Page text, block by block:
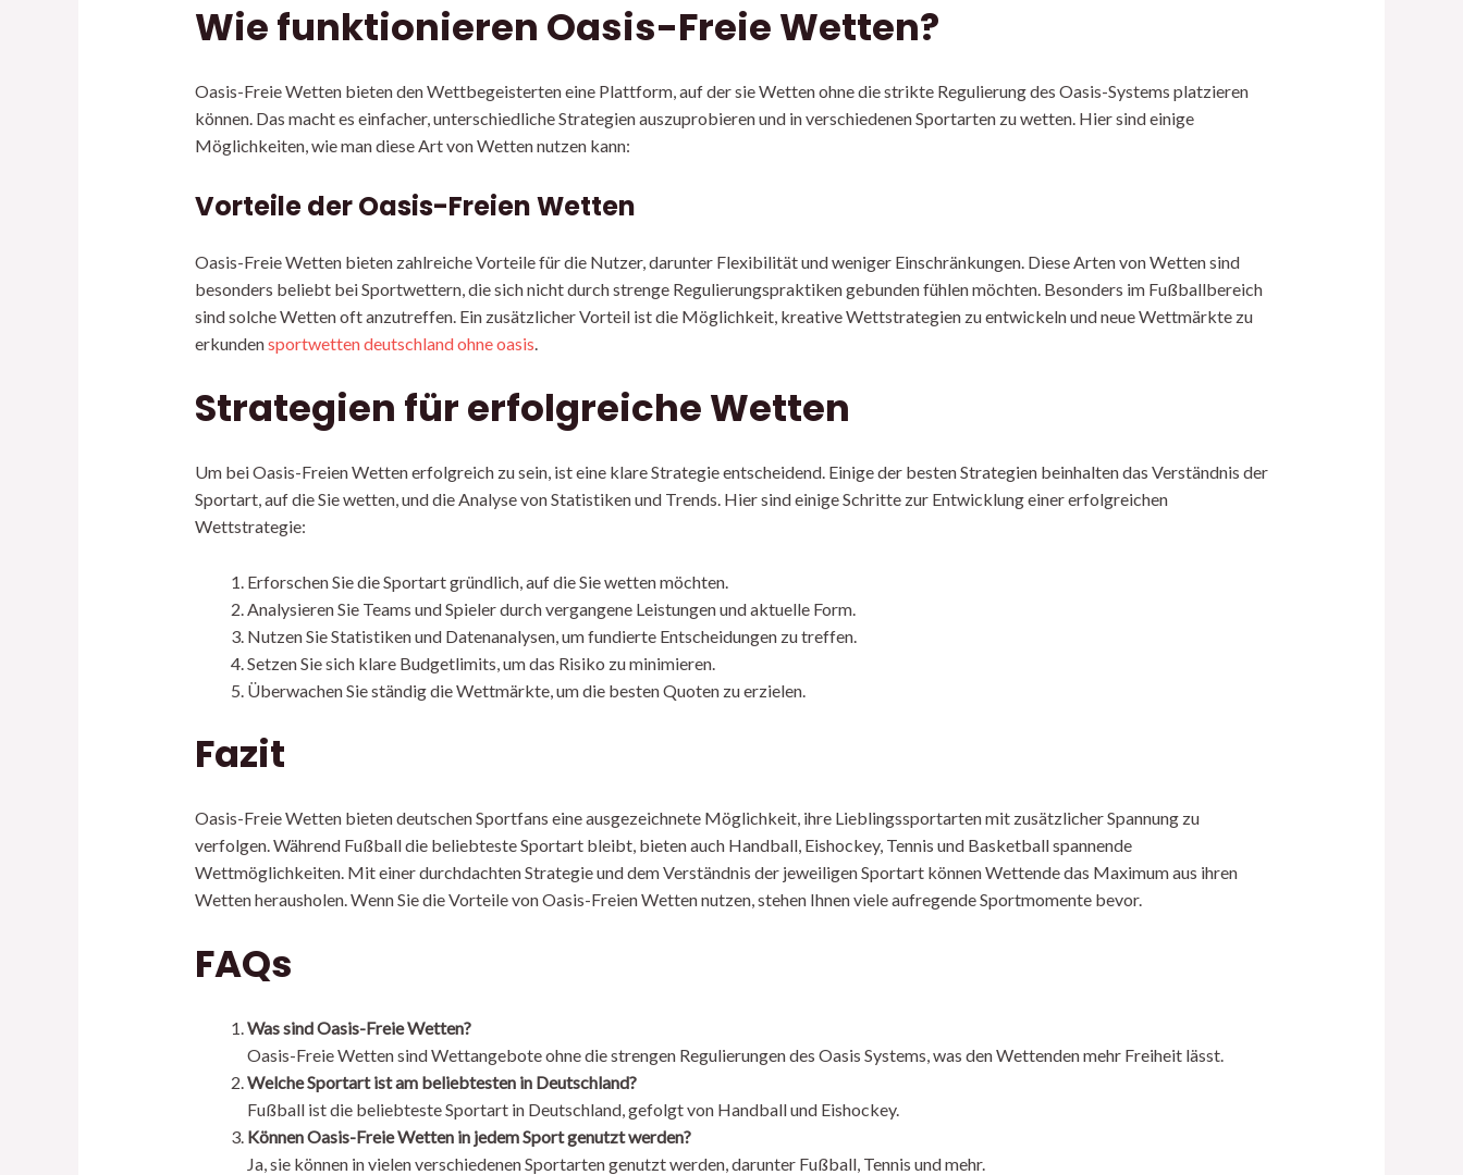
Wie funktionieren Oasis-Freie Wetten?
Oasis-Freie Wetten bieten den Wettbegeisterten eine Plattform, auf der sie Wetten ohne die strikte Regulierung des Oasis-Systems platzieren
können. Das macht es einfacher, unterschiedliche Strategien auszuprobieren und in verschiedenen Sportarten zu wetten. Hier sind einige
Möglichkeiten, wie man diese Art von Wetten nutzen kann:
Vorteile der Oasis-Freien Wetten
Oasis-Freie Wetten bieten zahlreiche Vorteile für die Nutzer, darunter Flexibilität und weniger Einschränkungen. Diese Arten von Wetten sind
besonders beliebt bei Sportwettern, die sich nicht durch strenge Regulierungspraktiken gebunden fühlen möchten. Besonders im Fußballbereich
sind solche Wetten oft anzutreffen. Ein zusätzlicher Vorteil ist die Möglichkeit, kreative Wettstrategien zu entwickeln und neue Wettmärkte zu
erkundensportwetten deutschland ohne oasis.
Strategien für erfolgreiche Wetten
Um bei Oasis-Freien Wetten erfolgreich zu sein, ist eine klare Strategie entscheidend. Einige der besten Strategien beinhalten das Verständnis der
Sportart, auf die Sie wetten, und die Analyse von Statistiken und Trends. Hier sind einige Schritte zur Entwicklung einer erfolgreichen
Wettstrategie:
Erforschen Sie die Sportart gründlich, auf die Sie wetten möchten.
Analysieren Sie Teams und Spieler durch vergangene Leistungen und aktuelle Form.
Nutzen Sie Statistiken und Datenanalysen, um fundierte Entscheidungen zu treffen.
Setzen Sie sich klare Budgetlimits, um das Risiko zu minimieren.
Überwachen Sie ständig die Wettmärkte, um die besten Quoten zu erzielen.
Fazit
Oasis-Freie Wetten bieten deutschen Sportfans eine ausgezeichnete Möglichkeit, ihre Lieblingssportarten mit zusätzlicher Spannung zu
verfolgen. Während Fußball die beliebteste Sportart bleibt, bieten auch Handball, Eishockey, Tennis und Basketball spannende
Wettmöglichkeiten. Mit einer durchdachten Strategie und dem Verständnis der jeweiligen Sportart können Wettende das Maximum aus ihren
Wetten herausholen. Wenn Sie die Vorteile von Oasis-Freien Wetten nutzen, stehen Ihnen viele aufregende Sportmomente bevor.
FAQs
Was sind Oasis-Freie Wetten?
Oasis-Freie Wetten sind Wettangebote ohne die strengen Regulierungen des Oasis Systems, was den Wettenden mehr Freiheit lässt.
Welche Sportart ist am beliebtesten in Deutschland?
Fußball ist die beliebteste Sportart in Deutschland, gefolgt von Handball und Eishockey.
Können Oasis-Freie Wetten in jedem Sport genutzt werden?
Ja, sie können in vielen verschiedenen Sportarten genutzt werden, darunter Fußball, Tennis und mehr.